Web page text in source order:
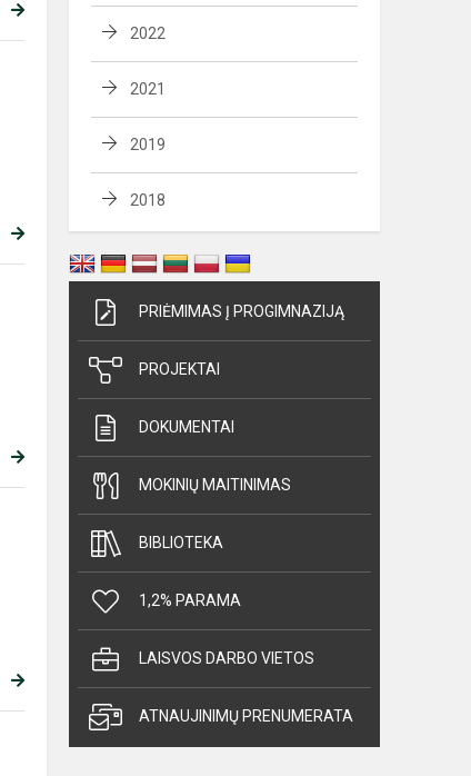
2022
2021
2019
2018
PRIĖMIMAS Į PROGIMNAZIJĄ
PROJEKTAI
DOKUMENTAI
MOKINIŲ MAITINIMAS
BIBLIOTEKA
1,2% PARAMA
LAISVOS DARBO VIETOS
ATNAUJINIMŲ PRENUMERATA